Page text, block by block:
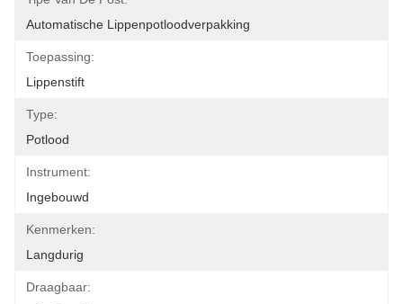
Automatische Lippenpotloodverpakking
Toepassing:
Lippenstift
Type:
Potlood
Instrument:
Ingebouwd
Kenmerken:
Langdurig
Draagbaar: